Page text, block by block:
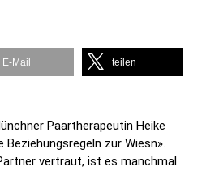
E-Mail teilen
Paartherapeutin Heike
zur Wiesn».
vertraut, ist es manchmal